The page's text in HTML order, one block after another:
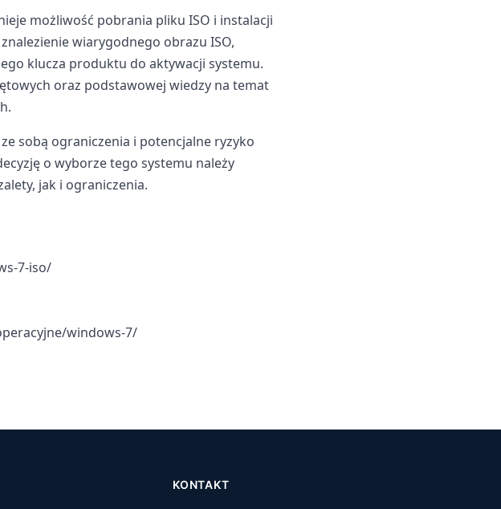
możliwość pobrania pliku ISO i instalacji
wiarygodnego obrazu ISO,
klucza produktu do aktywacji systemu.
oraz podstawowej wiedzy na temat
sobą ograniczenia i potencjalne ryzyko
o wyborze tego systemu należy
jak i ograniczenia.
7-iso/
windows-7/
KONTAKT